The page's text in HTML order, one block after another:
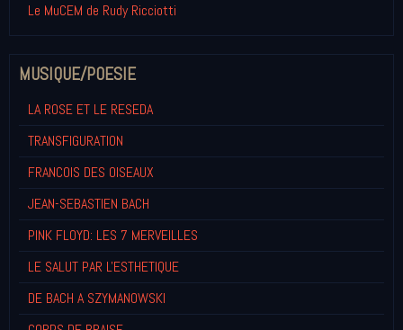
Le MuCEM de Rudy Ricciotti
MUSIQUE/POESIE
LA ROSE ET LE RESEDA
TRANSFIGURATION
FRANCOIS DES OISEAUX
JEAN-SEBASTIEN BACH
PINK FLOYD: LES 7 MERVEILLES
LE SALUT PAR L'ESTHETIQUE
DE BACH A SZYMANOWSKI